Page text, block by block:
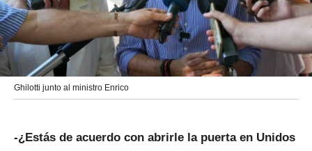
Ghilotti junto al ministro Enrico
-¿Estás de acuerdo con abrirle la puerta en Unidos